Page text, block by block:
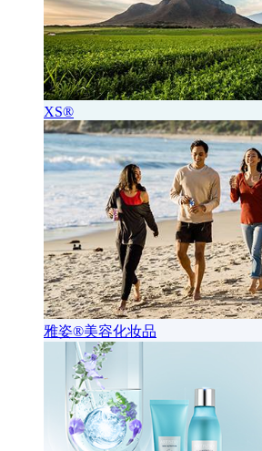
XS®
雅姿®美容化妆品